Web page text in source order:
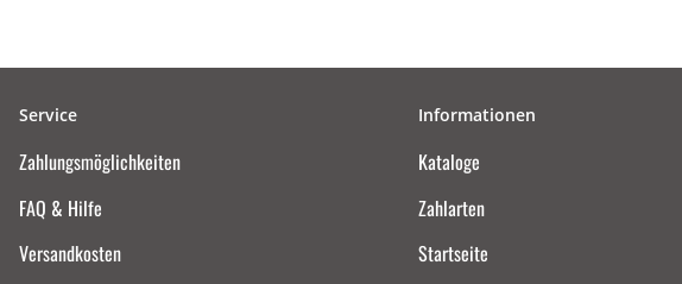
Service
Zahlungsmöglichkeiten
FAQ & Hilfe
Versandkosten
Informationen
Kataloge
Zahlarten
Startseite